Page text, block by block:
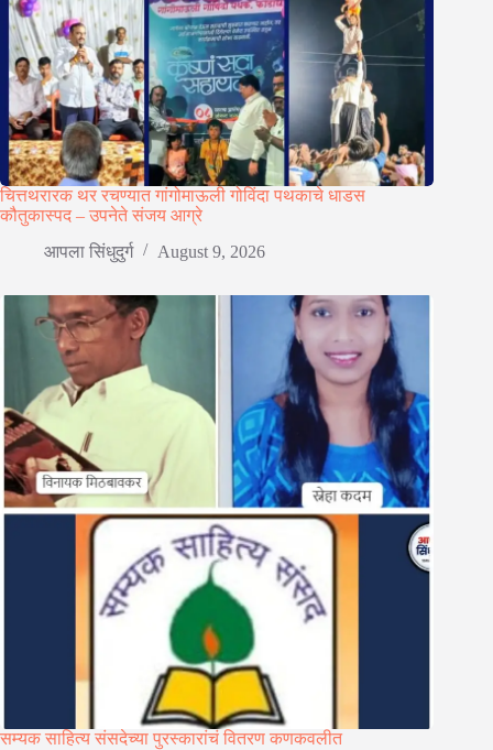
चित्तथरारक थर रचण्यात गांगोमाऊली गोविंदा पथकाचे धाडस
कौतुकास्पद – उपनेते संजय आग्रे
आपला सिंधुदुर्ग
August 9, 2026
सम्यक साहित्य संसदेच्या पुरस्कारांचं वितरण कणकवलीत